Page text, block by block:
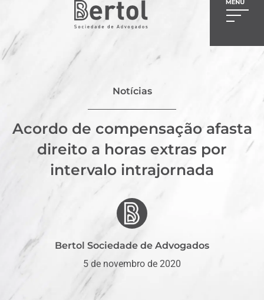
Notícias
Acordo de compensação afasta
direito a horas extras por
intervalo intrajornada
Bertol Sociedade de Advogados
5 de novembro de 2020